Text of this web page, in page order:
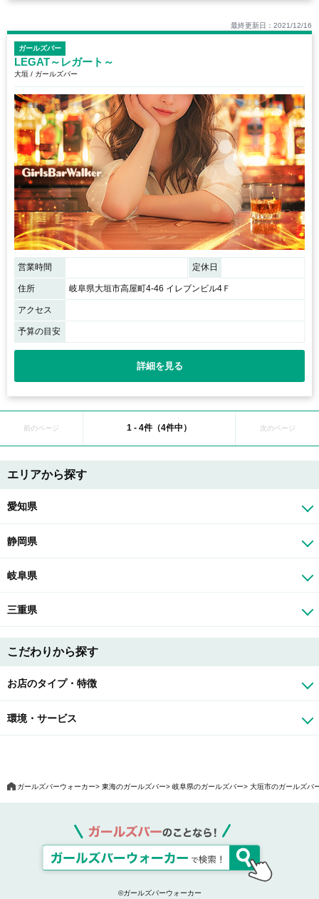
最終更新日：2021/12/16
ガールズバー
LEGAT～レガート～
大垣 / ガールズバー
営業時間 定休日
住所 岐阜県大垣市高屋町4-46 イレブンビル4Ｆ
アクセス
予算の目安
詳細を見る
前のページ 1 - 4件（4件中） 次のページ
エリアから探す
愛知県
静岡県
岐阜県
三重県
こだわりから探す
お店のタイプ・特徴
環境・サービス
ガールズバーウォーカー 東海のガールズバー 岐阜県のガールズバー 大垣市のガールズバ
©ガールズバーウォーカー